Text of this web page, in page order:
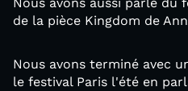
de la pièce Kingdom de
Nous avons terminé avec
le festival Paris l'été en